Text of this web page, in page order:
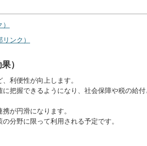
ンク）
）
利便性が向上します。
把握できるようになり、社会保障や税の給付
が円滑になります。
分野に限って利用される予定です。